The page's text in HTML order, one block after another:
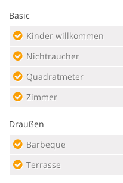
Basic
Kinder willkommen
Nichtraucher
Quadratmeter
Zimmer
Draußen
Barbeque
Terrasse